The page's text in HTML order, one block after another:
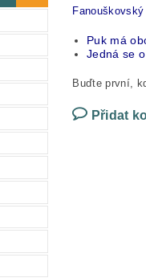
Puk má
Jedná se o
Buďte první,
Přidat